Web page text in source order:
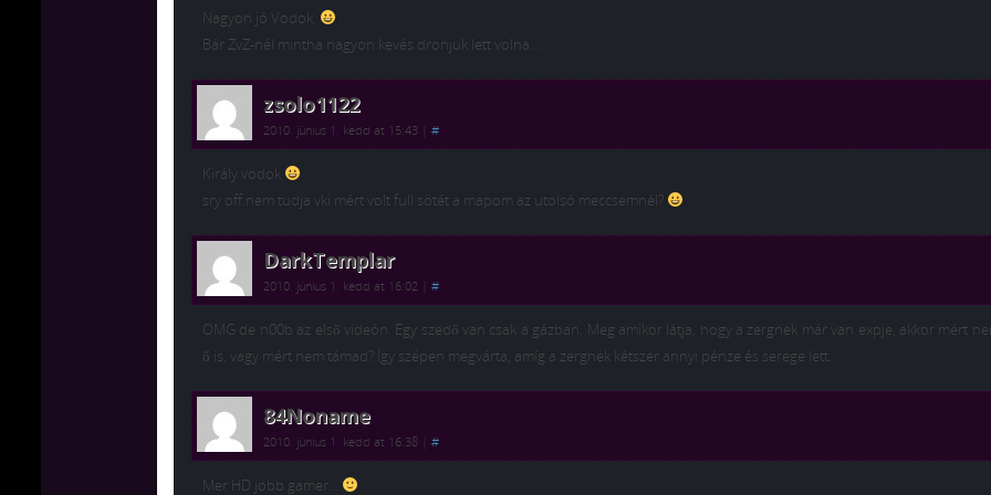
Nagyon jó Vodok.
Bár ZvZ-nél mintha nagyon kevés dronjuk lett volna…
zsolo1122
2010. június 1. kedd at 15:43 #
Király vodok
sry off.nem tudja vki mért volt full sötét a mapom az utolsó meccsemnél?
DarkTemplar
2010. június 1. kedd at 16:02 #
OMG de n00b az első videón. Egy szedő van csak a gázban. Meg amikor látja, hogy a zergnek már van expje, akkor mért
ő is, vagy mért nem támad? Így szépen megvárta, amíg a zergnek kétszer annyi pénze és serege lett.
84Noname
2010. június 1. kedd at 16:38 #
Mer HD jobb gamer…